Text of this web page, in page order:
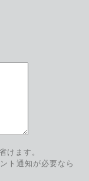
けます。
ト通知が必要なら